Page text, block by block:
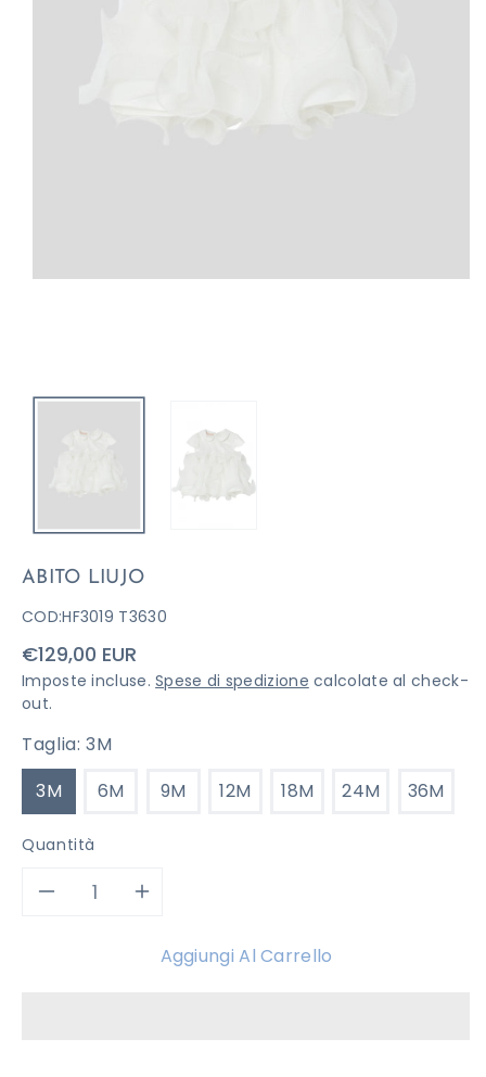
ABITO LIUJO
COD:HF3019 T3630
Prezzo
di
listino
€129,00 EUR
Imposte incluse.Spese di spedizione calcolate al check-
out.
Taglia:3M
3M
6M 9M 12M 18M 24M 36M
Quantità
Diminuisci
quantità
Aumenta
quantità
Aggiungi Al Carrello